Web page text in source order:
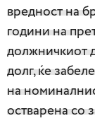
вредност на
години на
должничкиот
долг, ќе
на
остварена со